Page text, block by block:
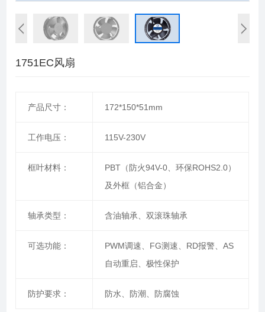
1751EC风扇
产品尺寸： 172*150*51mm
工作电压： 115V-230V
框叶材料：
PBT（防火94V-0、环保ROHS2.0）
及外框（铝合金）
轴承类型： 含油轴承、双滚珠轴承
可选功能：
PWM调速、FG测速、RD报警、AS
自动重启、极性保护
防护要求： 防水、防潮、防腐蚀